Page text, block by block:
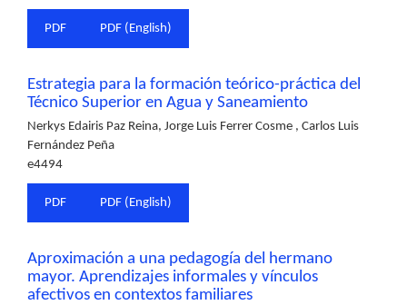
PDF PDF (English)
Estrategia para la formación teórico-práctica del
Técnico Superior en Agua y Saneamiento
Nerkys Edairis Paz Reina, Jorge Luis Ferrer Cosme , Carlos Luis
Fernández Peña
e4494
PDF PDF (English)
Aproximación a una pedagogía del hermano
mayor. Aprendizajes informales y vínculos
afectivos en contextos familiares